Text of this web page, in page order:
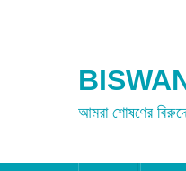
আমরা শোষণের